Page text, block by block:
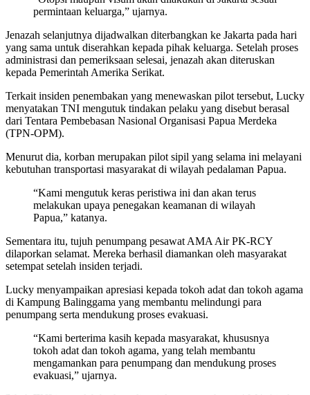
permintaan keluarga,” ujarnya.
Jenazah selanjutnya dijadwalkan diterbangkan ke Jakarta pada hari
yang sama untuk diserahkan kepada pihak keluarga. Setelah proses
administrasi dan pemeriksaan selesai, jenazah akan diteruskan
kepada Pemerintah Amerika Serikat.
Terkait insiden penembakan yang menewaskan pilot tersebut, Lucky
menyatakan TNI mengutuk tindakan pelaku yang disebut berasal
dari Tentara Pembebasan Nasional Organisasi Papua Merdeka
(TPN-OPM).
Menurut dia, korban merupakan pilot sipil yang selama ini melayani
kebutuhan transportasi masyarakat di wilayah pedalaman Papua.
“Kami mengutuk keras peristiwa ini dan akan terus
melakukan upaya penegakan keamanan di wilayah
Papua,” katanya.
Sementara itu, tujuh penumpang pesawat AMA Air PK-RCY
dilaporkan selamat. Mereka berhasil diamankan oleh masyarakat
setempat setelah insiden terjadi.
Lucky menyampaikan apresiasi kepada tokoh adat dan tokoh agama
di Kampung Balinggama yang membantu melindungi para
penumpang serta mendukung proses evakuasi.
“Kami berterima kasih kepada masyarakat, khususnya
tokoh adat dan tokoh agama, yang telah membantu
mengamankan para penumpang dan mendukung proses
evakuasi,” ujarnya.